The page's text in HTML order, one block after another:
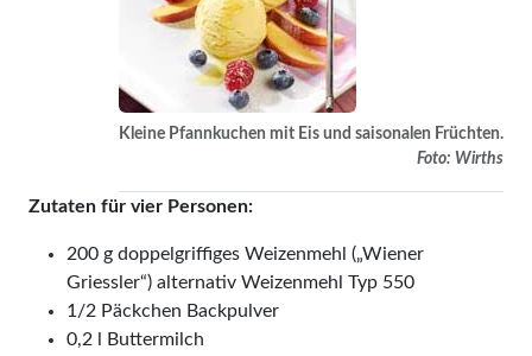
Kleine Pfannkuchen mit Eis und saisonalen Früchten.
Foto: Wirths
Zutaten für vier Personen:
200 g doppelgriffiges Weizenmehl („Wiener
Griessler“) alternativ Weizenmehl Typ 550
1/2 Päckchen Backpulver
0,2 l Buttermilch